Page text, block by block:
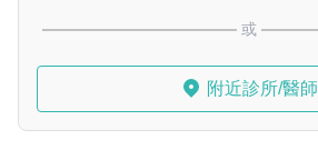
或
附近診所/醫師